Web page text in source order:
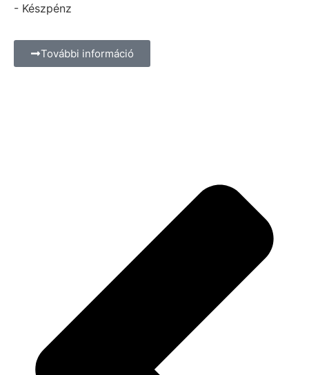
- Készpénz
További információ